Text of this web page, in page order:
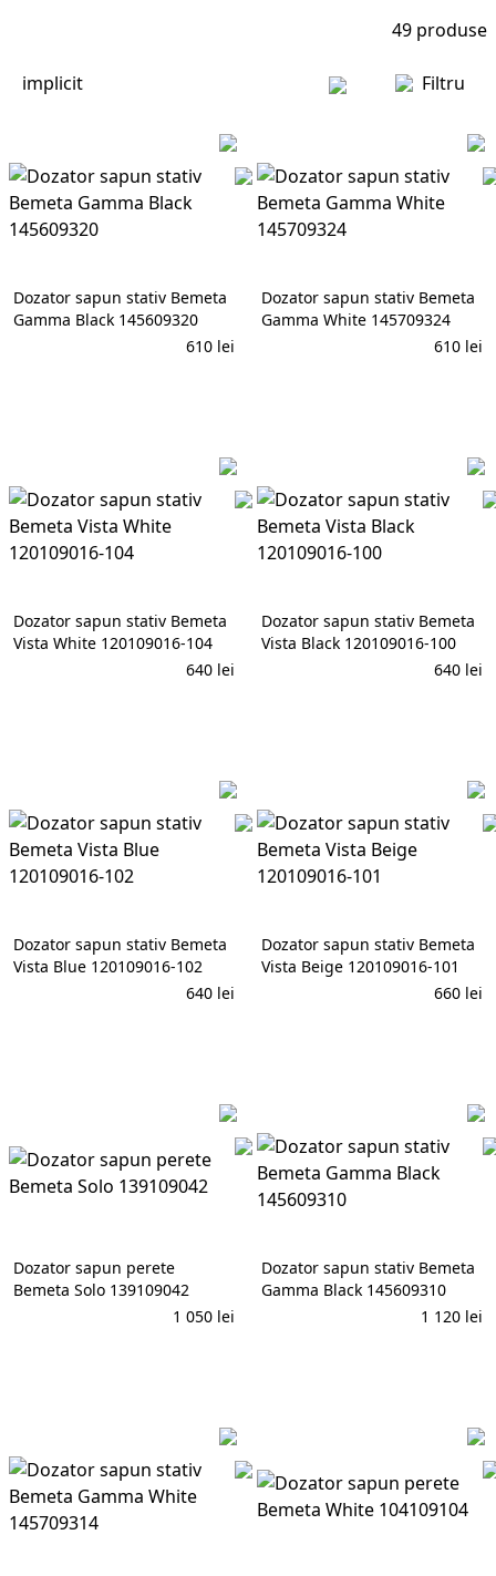
49 produse
implicit Filtru
Dozator sapun stativ Bemeta
Gamma Black 145609320
610 lei
Dozator sapun stativ Bemeta
Gamma White 145709324
610 lei
Dozator sapun stativ Bemeta
Vista White 120109016-104
640 lei
Dozator sapun stativ Bemeta
Vista Black 120109016-100
640 lei
Dozator sapun stativ Bemeta
Vista Blue 120109016-102
640 lei
Dozator sapun stativ Bemeta
Vista Beige 120109016-101
660 lei
Dozator sapun perete
Bemeta Solo 139109042
1 050 lei
Dozator sapun stativ Bemeta
Gamma Black 145609310
1 120 lei